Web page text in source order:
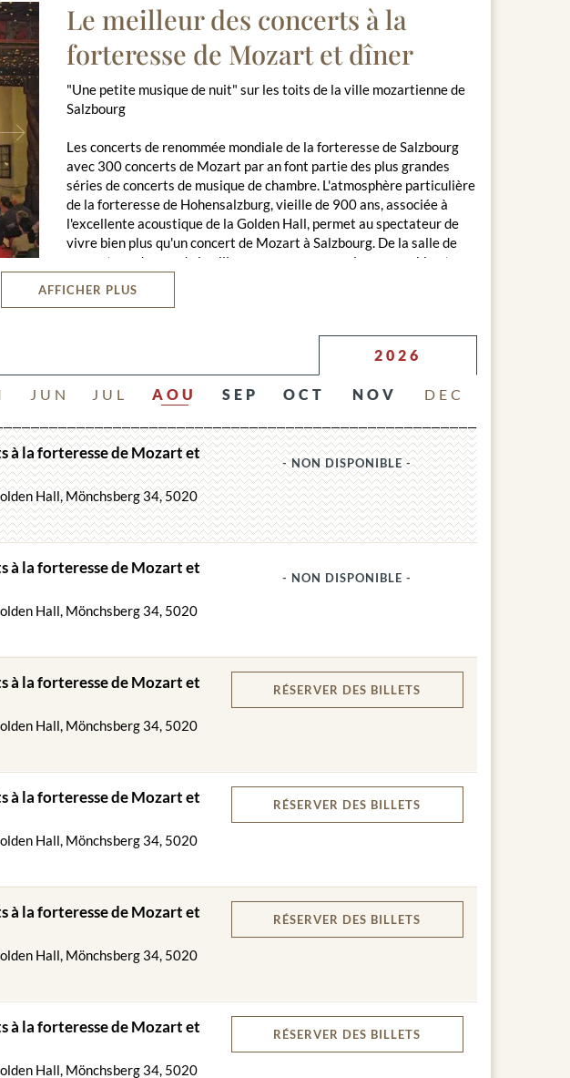
Next
Le meilleur des concerts à la
forteresse de Mozart et dîner
"Une petite musique de nuit" sur les toits de la ville mozartienne de
Salzbourg
Les concerts de renommée mondiale de la forteresse de Salzbourg
avec 300 concerts de Mozart par an font partie des plus grandes
séries de concerts de musique de chambre. L'atmosphère particulière
de la forteresse de Hohensalzburg, vieille de 900 ans, associée à
l'excellente acoustique de la Golden Hall, permet au spectateur de
vivre bien plus qu'un concert de Mozart à Salzbourg. De la salle de
concert, au-dessus de la ville, vous avez une vue incomparable et
ainsi que d'autres grands maîtres de la musique sont interprétées par des
n'est adapté que dans une mesure limitée aux personnes à mobilité réduite.
avant le début du concert.
- plus qu'un concert !
de la ville avec un dîner de 3 plats sélectionné dans les plus belles salles du
et les montagnes majestueuses entourant le paysage autour de la ville de
culminant, le dîner VIP / dîner VIP Golden sur la terrasse panoramique est
AFFICHER PLUS
2026
JUN JUL AOU SEP OCT NOV DEC
à la forteresse de Mozart et
Hall, Mönchsberg 34, 5020
- NON DISPONIBLE -
à la forteresse de Mozart et
Hall, Mönchsberg 34, 5020
- NON DISPONIBLE -
à la forteresse de Mozart et
Hall, Mönchsberg 34, 5020
RÉSERVER DES BILLETS
à la forteresse de Mozart et
Hall, Mönchsberg 34, 5020
RÉSERVER DES BILLETS
à la forteresse de Mozart et
Hall, Mönchsberg 34, 5020
RÉSERVER DES BILLETS
à la forteresse de Mozart et
Hall, Mönchsberg 34, 5020
RÉSERVER DES BILLETS